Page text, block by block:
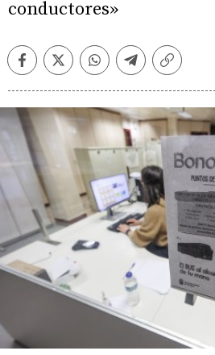
conductores»
FacebookTwitterWhatsappTelegramCopiar